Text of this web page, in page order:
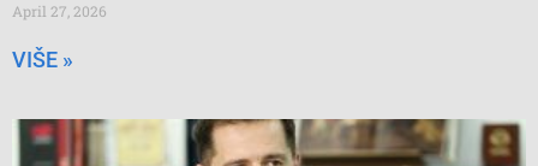
April 27, 2026
VIŠE »